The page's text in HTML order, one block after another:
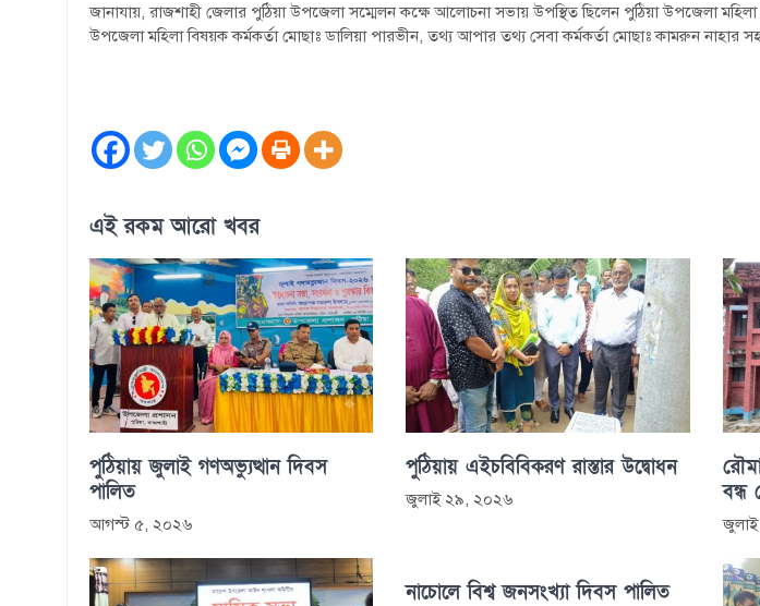
জানাযায়, রাজশাহী জেলার পুঠিয়া উপজেলা সম্মেলন কক্ষে আলোচনা সভায় উপস্থিত ছিলেন পুঠিয়া উপজেলা মহিলা
উপজেলা মহিলা বিষয়ক কর্মকর্তা মোছাঃ ডালিয়া পারভীন, তথ্য আপার তথ্য সেবা কর্মকর্তা মোছাঃ কামরুন নাহার
এই রকম আরো খবর
পুঠিয়ায় জুলাই গণঅভ্যুত্থান দিবস
পালিত
আগস্ট ৫, ২০২৬
পুঠিয়ায় এইচবিবিকরণ রাস্তার উদ্বোধন
জুলাই ২৯, ২০২৬
বন্ধ
নাচোলে বিশ্ব জনসংখ্যা দিবস পালিত